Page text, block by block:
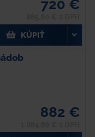
720 €
KÚPIŤ
882 €